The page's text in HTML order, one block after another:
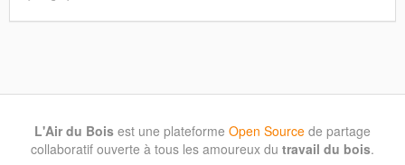
L'Air du Bois est une plateforme Open Source de partage
collaboratif ouverte à tous les amoureux du travail du bois.